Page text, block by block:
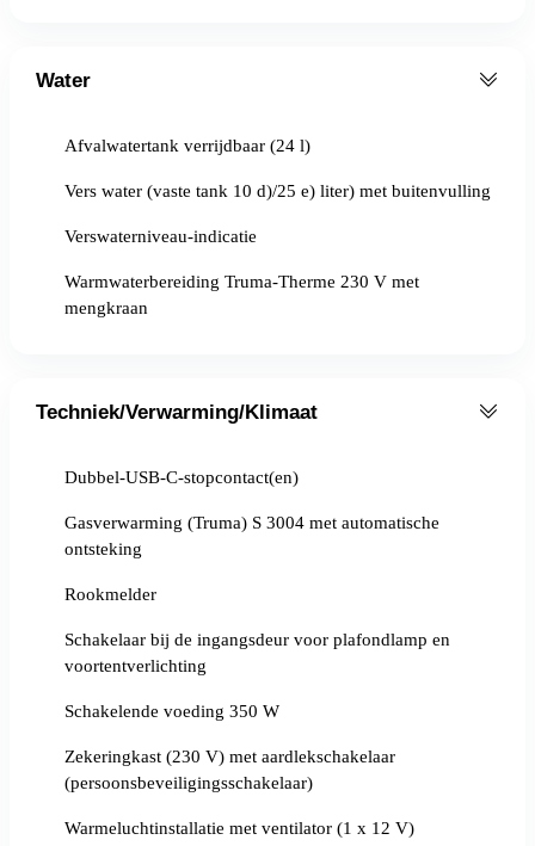
Water
Afvalwatertank verrijdbaar (24 l)
Vers water (vaste tank 10 d)/25 e) liter) met buitenvulling
Verswaterniveau-indicatie
Warmwaterbereiding Truma-Therme 230 V met
mengkraan
Techniek/Verwarming/Klimaat
Dubbel-USB-C-stopcontact(en)
Gasverwarming (Truma) S 3004 met automatische
ontsteking
Rookmelder
Schakelaar bij de ingangsdeur voor plafondlamp en
voortentverlichting
Schakelende voeding 350 W
Zekeringkast (230 V) met aardlekschakelaar
(persoonsbeveiligingsschakelaar)
Warmeluchtinstallatie met ventilator (1 x 12 V)